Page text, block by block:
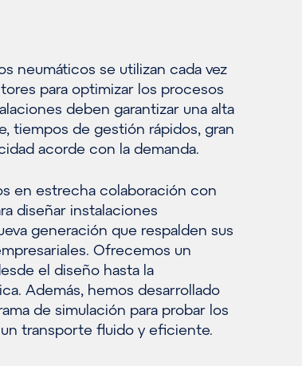
neumáticos se utilizan cada vez
para optimizar los procesos
deben garantizar una alta
tiempos de gestión rápidos, gran
acorde con la demanda.
en estrecha colaboración con
diseñar instalaciones
generación que respalden sus
Ofrecemos un
el diseño hasta la
Además, hemos desarrollado
de simulación para probar los
transporte fluido y eficiente.